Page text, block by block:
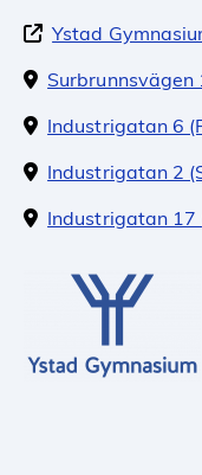
Ystad
Industrigatan 6
Industrigatan 2
Industrigatan 17